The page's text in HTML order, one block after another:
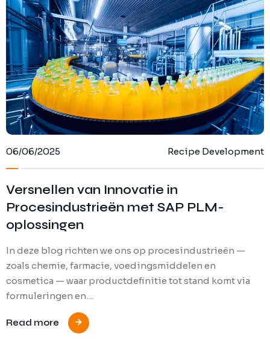
SAP Recipe Development
06/06/2025 Recipe Development
Versnellen van Innovatie in
Procesindustrieën met SAP PLM-
oplossingen
In deze blog richten we ons op procesindustrieën —
zoals chemie, farmacie, voedingsmiddelen en
cosmetica — waar productdefinitie tot stand komt via
formuleringen en…
Read more